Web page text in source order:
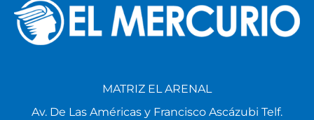
MATRIZ EL ARENAL
Av. De Las Américas y Francisco Ascázubi Telf.